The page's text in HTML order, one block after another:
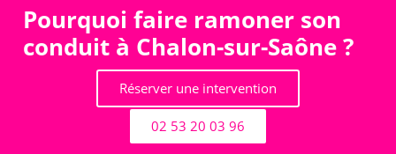
Pourquoi faire ramoner son
conduit à Chalon-sur-Saône ?
Réserver une intervention
02 53 20 03 96